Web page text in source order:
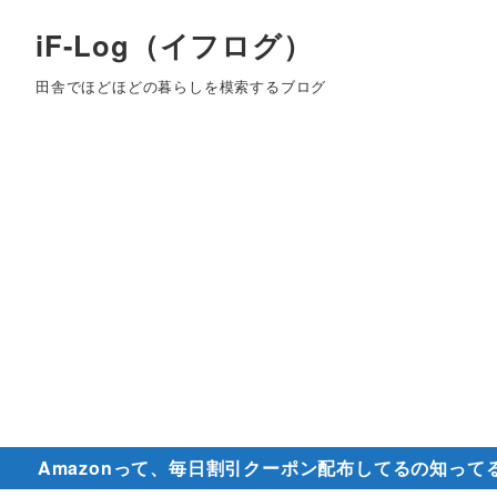
iF-Log（イフログ）
田舎でほどほどの暮らしを模索するブログ
Amazonって、毎日割引クーポン配布してるの知って